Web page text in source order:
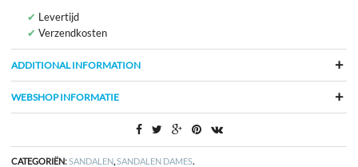
Levertijd
Verzendkosten
ADDITIONAL INFORMATION
WEBSHOP INFORMATIE
CATEGORIËN:SANDALEN,SANDALEN DAMES.